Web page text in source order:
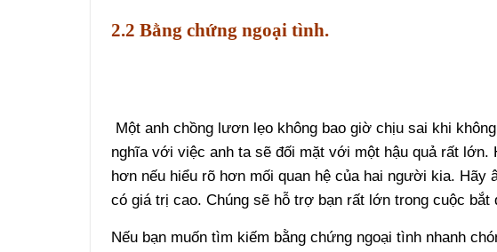
2.2 Bằng chứng ngoại tình.
Một anh chồng lươn lẹo không bao giờ chịu sai khi
nghĩa với việc anh ta sẽ đối mặt với một hậu quả rất
hơn nếu hiểu rõ hơn mối quan hệ của hai người kia.
có giá trị cao. Chúng sẽ hỗ trợ bạn rất lớn trong cuộc bắt
Nếu bạn muốn tìm kiếm bằng chứng ngoại tình nhanh